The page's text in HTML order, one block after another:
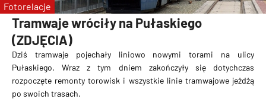
Tramwaje wróciły na Pułaskiego
(ZDJĘCIA)
Dziś tramwaje pojechały liniowo nowymi torami na ulicy
Pułaskiego. Wraz z tym dniem zakończyły się dotychczas
rozpoczęte remonty torowisk i wszystkie linie tramwajowe jeżdżą
po swoich trasach.
Fotorelacje